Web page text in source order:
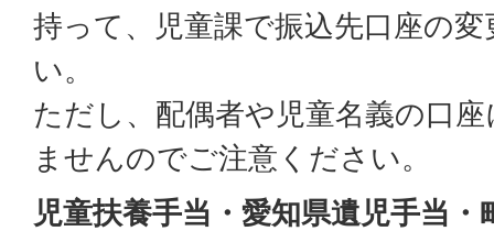
持って、児童課で振込先口座の
い。
ただし、配偶者や児童名義の口
ませんのでご注意ください。
児童扶養手当・愛知県遺児手当・